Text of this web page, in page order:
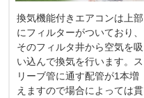
換気機能付きエアコンは上部
にフィルターがついており、
そのフィルタ井から空気を吸
い込んで換気を行います。ス
リーブ管に通す配管が1本増
えますので場合によっては貫